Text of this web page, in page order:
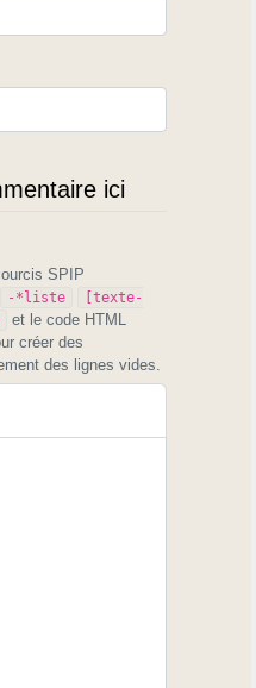
ici
SPIP
-*liste
[texte-
et le code HTML
créer des
des lignes vides.